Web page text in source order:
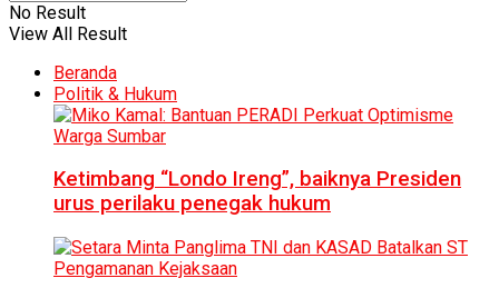
No Result
View All Result
Beranda
Politik & Hukum
Ketimbang “Londo Ireng”, baiknya Presiden
urus perilaku penegak hukum